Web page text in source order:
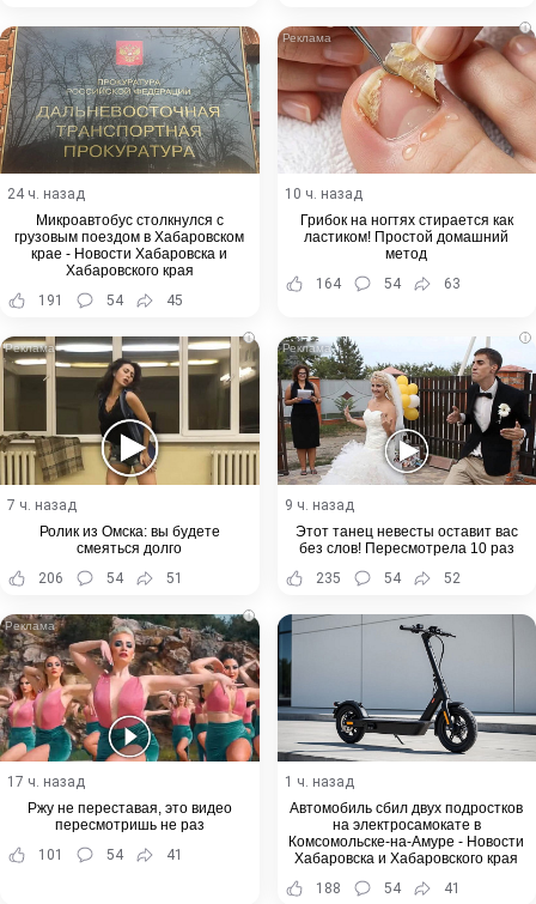
24 ч. назад
Микроавтобус столкнулся с
грузовым поездом в Хабаровском
крае - Новости Хабаровска и
Хабаровского края
191
54 45
i
10 ч. назад
Грибок на ногтях стирается как
ластиком! Простой домашний
метод
164
54 63
i
7 ч. назад
Ролик из Омска: вы будете
смеяться долго
206
54 51
i
9 ч. назад
Этот танец невесты оставит вас
без слов! Пересмотрела 10 раз
235
54 52
i
17 ч. назад
Ржу не переставая, это видео
пересмотришь не раз
101
54 41
1 ч. назад
Автомобиль сбил двух подростков
на электросамокате в
Комсомольске-на-Амуре - Новости
Хабаровска и Хабаровского края
188
54 41